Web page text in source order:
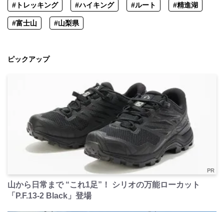
#トレッキング #ハイキング #ルート #精進湖
#富士山 #山梨県
ピックアップ
PR
山から日常まで “これ1足”！ シリオの万能ローカット
「P.F.13-2 Black」登場